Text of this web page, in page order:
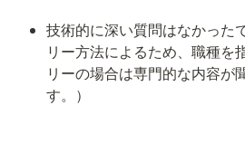
技術的に深い質問はなかった
リー方法によるため、職種を
リーの場合は専門的な内容が
す。）